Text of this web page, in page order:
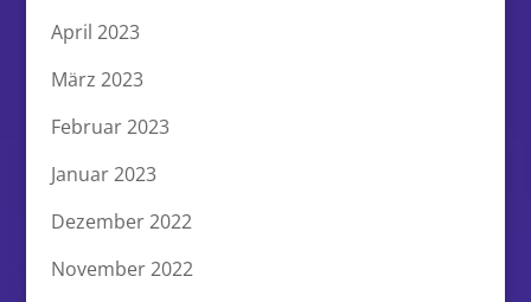
April 2023
März 2023
Februar 2023
Januar 2023
Dezember 2022
November 2022